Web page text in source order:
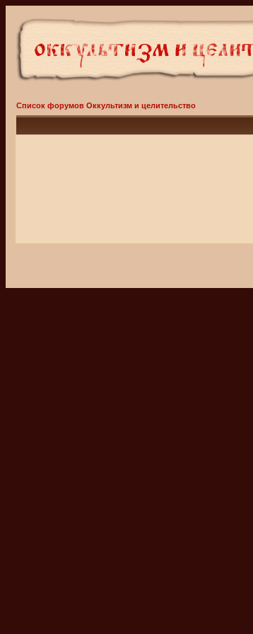
Список форумов Оккультизм и целительство